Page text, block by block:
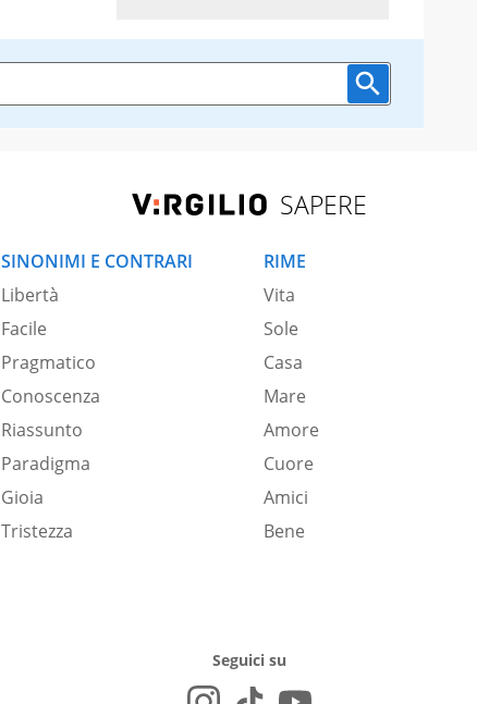
SAPERE
SINONIMI E CONTRARI
Libertà
Facile
Pragmatico
Conoscenza
Riassunto
Paradigma
Gioia
Tristezza
RIME
Vita
Sole
Casa
Mare
Amore
Cuore
Amici
Bene
Seguici su